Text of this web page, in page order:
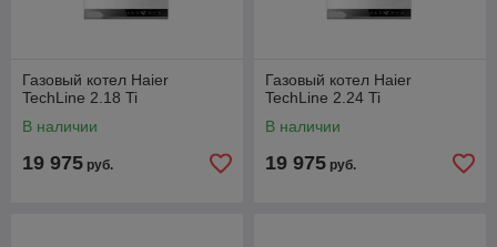
Газовый котел Haier
TechLine 2.18 Ti
В наличии
19 975 руб.
Газовый котел Haier
TechLine 2.24 Ti
В наличии
19 975 руб.